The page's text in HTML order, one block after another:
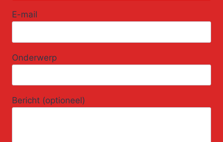
E-mail
Onderwerp
Bericht (optioneel)